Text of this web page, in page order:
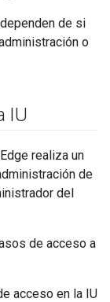
de si
o
IU
realiza un
de
del
de acceso a
acceso en la IU